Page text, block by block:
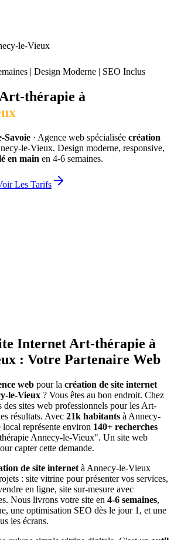
le-Vieux
| Design Moderne | SEO Inclus
Art-thérapie à
Savoie · Agence web spécialisée création
le-Vieux. Design moderne, responsive,
en main en 4-6 semaines.
Les Tarifs
Internet Art-thérapie à
: Votre Partenaire Web
web pour la création de site internet
le-Vieux ? Vous êtes au bon endroit. Chez
des sites web professionnels pour les Art-
résultats. Avec 21k habitants à Annecy-
local représente environ 140+ recherches
Annecy-le-Vieux". Un site web
capter cette demande.
de site internet à Annecy-le-Vieux
: site vitrine pour présenter vos services,
en ligne, site sur-mesure avec
Nous livrons votre site en 4-6 semaines,
une optimisation SEO dès le jour 1, et une
les écrans.